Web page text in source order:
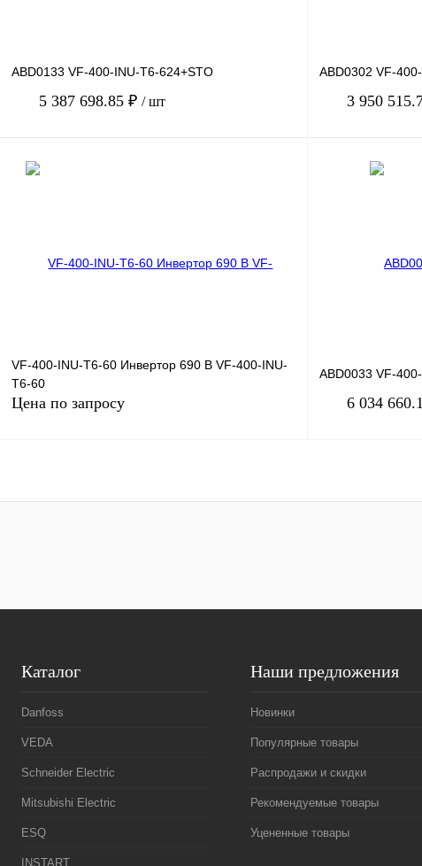
ABD0133 VF-400-INU-T6-624+STO
5 387 698.85 ₽ / шт
ABD0302 VF-
3 950
VF-400-INU-T6-60 Инвертор 690 В VF-400-INU-
T6-60
Цена по запросу
Запросить цену
ABD0033 VF-
6 034
Каталог
Danfoss
VEDA
Schneider Electric
Mitsubishi Electric
ESQ
INSTART
Наши предложения
Новинки
Популярные товары
Распродажи и скидки
Рекомендуемые товары
Уцененные товары